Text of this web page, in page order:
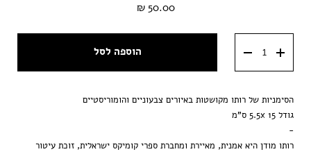
50.00 ₪
הוספה לסל
הסימניות של רותו מקושטות באיורים צבעוניים והומוריסטיים
גודל 5.5x 15 ס"מ
-
רותו מודן היא אמנית, מאיירת ומחברת ספרי קומיקס ישראלית, זוכת עיטור